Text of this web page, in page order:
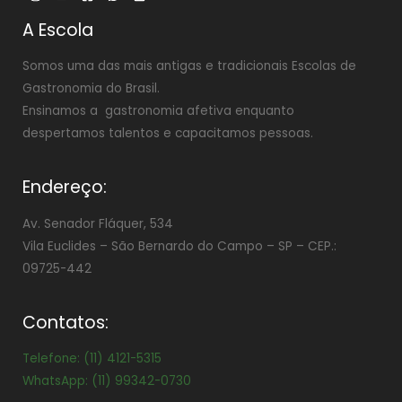
A Escola
Somos uma das mais antigas e tradicionais Escolas de
Gastronomia do Brasil.
Ensinamos a gastronomia afetiva enquanto
despertamos talentos e capacitamos pessoas.
Endereço:
Av. Senador Fláquer, 534
Vila Euclides – São Bernardo do Campo – SP – CEP.:
09725-442
Contatos:
Telefone: (11) 4121-5315
WhatsApp: (11) 99342-0730